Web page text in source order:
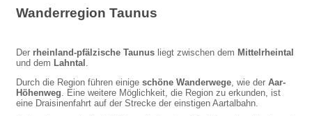
Wanderregion Taunus
Der rheinland-pfälzische Taunus liegt zwischen dem Mittelrheintal
und dem Lahntal
Durch die Region führen einigeschöne Wanderwege , wie derAar-
Höhenweg . Eine weitere Möglichkeit, die Region zu erkunden, ist
eine Draisinenfahrt auf der Strecke der einstigen Aartalbahn.